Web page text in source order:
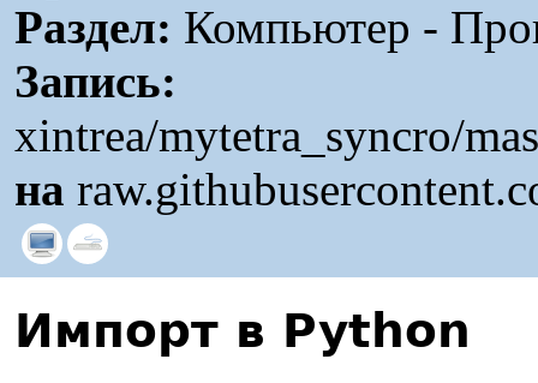
Раздел: Компьютер -
Запись:
xintrea/mytetra_syncro/
на
Импорт в Python